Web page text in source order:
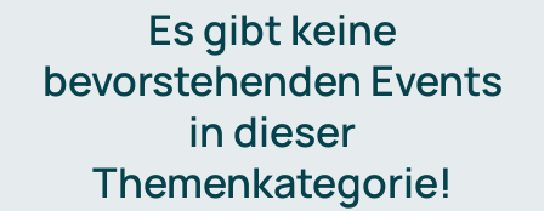
Es gibt keine
bevorstehenden Events
in dieser
Themenkategorie!